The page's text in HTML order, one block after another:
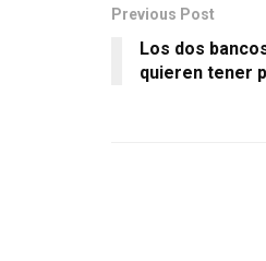
Previous Post
Los dos
quieren tener